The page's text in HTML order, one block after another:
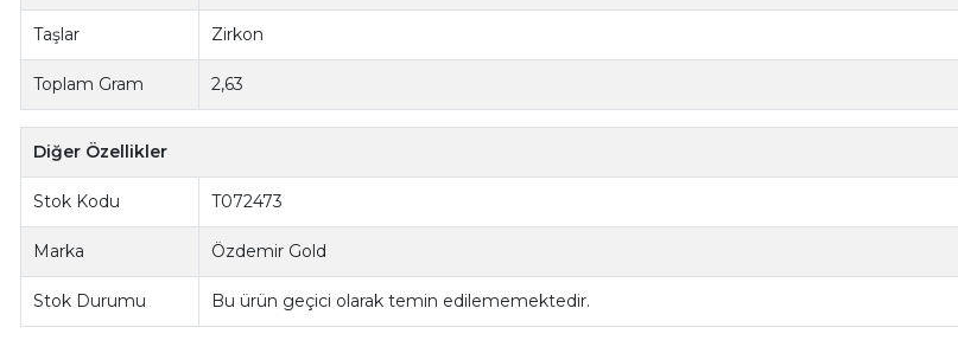
Taşlar Zirkon
Toplam Gram 2,63
Diğer Özellikler
Stok Kodu T072473
Marka Özdemir Gold
Stok Durumu Bu ürün geçici olarak temin edilememektedir.